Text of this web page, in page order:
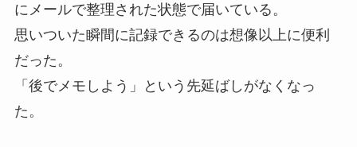
にメールで整理された状態で届いている。
思いついた瞬間に記録できるのは想像以上に便利
だった。
「後でメモしよう」という先延ばしがなくなっ
た。